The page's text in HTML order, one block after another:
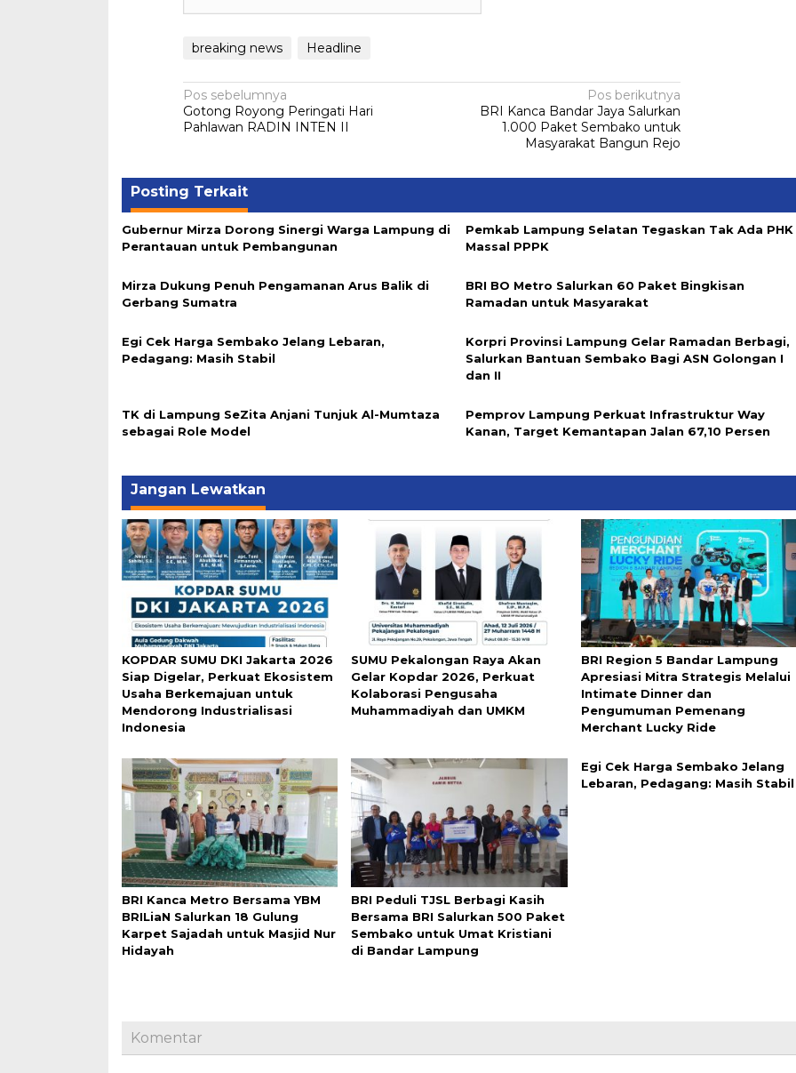
breaking news Headline
Navigasi
pos
Pos sebelumnya
Gotong Royong Peringati Hari
Pahlawan RADIN INTEN II
Pos berikutnya
BRI Kanca Bandar Jaya Salurkan
1.000 Paket Sembako untuk
Masyarakat Bangun Rejo
Posting Terkait
Gubernur Mirza Dorong Sinergi Warga Lampung di
Perantauan untuk Pembangunan
Pemkab Lampung Selatan Tegaskan Tak Ada PHK
Massal PPPK
Mirza Dukung Penuh Pengamanan Arus Balik di
Gerbang Sumatra
BRI BO Metro Salurkan 60 Paket Bingkisan
Ramadan untuk Masyarakat
Egi Cek Harga Sembako Jelang Lebaran,
Pedagang: Masih Stabil
Korpri Provinsi Lampung Gelar Ramadan Berbagi,
Salurkan Bantuan Sembako Bagi ASN Golongan I
dan II
TK di Lampung SeZita Anjani Tunjuk Al-Mumtaza
sebagai Role Model
Pemprov Lampung Perkuat Infrastruktur Way
Kanan, Target Kemantapan Jalan 67,10 Persen
Jangan Lewatkan
KOPDAR SUMU DKI Jakarta 2026
Siap Digelar, Perkuat Ekosistem
Usaha Berkemajuan untuk
Mendorong Industrialisasi
Indonesia
SUMU Pekalongan Raya Akan
Gelar Kopdar 2026, Perkuat
Kolaborasi Pengusaha
Muhammadiyah dan UMKM
BRI Region 5 Bandar Lampung
Apresiasi Mitra Strategis Melalui
Intimate Dinner dan
Pengumuman Pemenang
Merchant Lucky Ride
BRI Kanca Metro Bersama YBM
BRILiaN Salurkan 18 Gulung
Karpet Sajadah untuk Masjid Nur
Hidayah
BRI Peduli TJSL Berbagi Kasih
Bersama BRI Salurkan 500 Paket
Sembako untuk Umat Kristiani
di Bandar Lampung
Egi Cek Harga Sembako Jelang
Lebaran, Pedagang: Masih Stabil
Komentar